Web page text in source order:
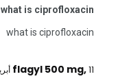
what is ciprofloxacin
what is ciprofloxacin
flagyl 500 mg,11 أبريل 2026 @ 11:58 م